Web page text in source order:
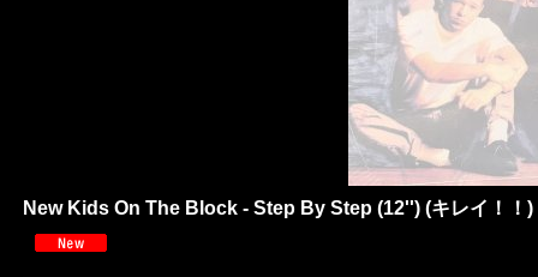
New Kids On The Block - Step By Step (12'') (キレイ！！)